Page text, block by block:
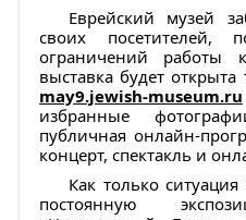
Еврейский музей
своих посетителей,
ограничений работы
выставка будет
may9.jewish-museum.ru
избранные
публичная онлайн-
концерт, спектакль и
Как только
постоянную